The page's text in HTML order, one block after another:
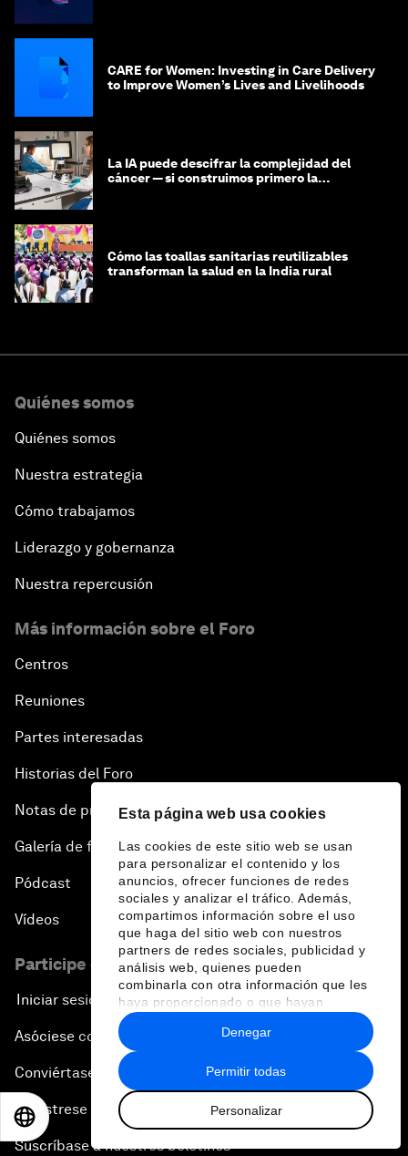
Esta página web usa cookies
Las cookies de este sitio web se usan
para personalizar el contenido y los
anuncios, ofrecer funciones de redes
sociales y analizar el tráfico. Además,
compartimos información sobre el uso
que haga del sitio web con nuestros
partners de redes sociales, publicidad y
análisis web, quienes pueden
combinarla con otra información que les
haya proporcionado o que hayan
recopilado a partir del uso que haya
hecho de sus servicios.
Permitir todas
Personalizar
Denegar
CARE for Women: Investing in Care Delivery
to Improve Women’s Lives and Livelihoods
La IA puede descifrar la complejidad del
cáncer — si construimos primero la
Cómo las toallas sanitarias reutilizables
transforman la salud en la India rural
Quiénes somos
Quiénes somos
Nuestra estrategia
Cómo trabajamos
Liderazgo y gobernanza
Nuestra repercusión
Más información sobre el Foro
Centros
Reuniones
Partes interesadas
Historias del Foro
Notas de prensa
Galería de fotos
Pódcast
Vídeos
Participe en el Foro
Iniciar sesión
Asóciese con nosotros
Conviértase en miembro
Regístrese para recibir nuestras notas de prensa
Suscríbase a nuestros boletines
EN